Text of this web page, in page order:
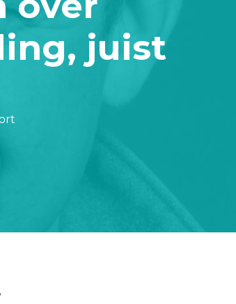
juist